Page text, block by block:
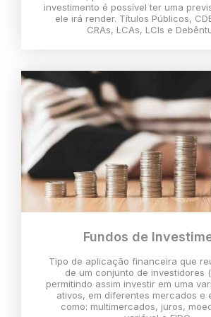
investimento é possível ter uma
ele irá render. Títulos Públicos,
CRAs, LCAs, LCIs e
Fundos de
Tipo de aplicação financeira que
de um conjunto de investidores
permitindo assim investir em uma
ativos, em diferentes mercados e
como: multimercados, juros,